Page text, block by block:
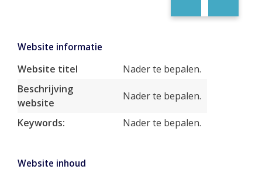
Website informatie
Website titel
Nader te bepalen.
Beschrijving
website
Nader te bepalen.
Keywords: Nader te bepalen.
Website inhoud